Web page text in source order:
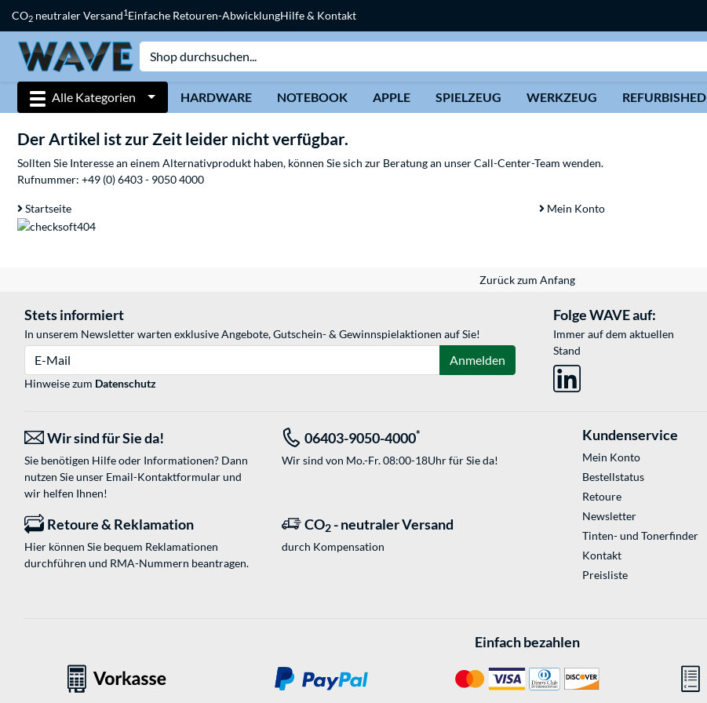
CO2 neutraler Versand1Einfache Retouren-AbwicklungHilfe & Kontakt
Alle Kategorien HARDWARE NOTEBOOK APPLE SPIELZEUG WERKZEUG REFURBISHED
Der Artikel ist zur Zeit leider nicht verfügbar.
Sollten Sie Interesse an einem Alternativprodukt haben, können Sie sich zur Beratung an unser Call-Center-Team wenden.
Rufnummer: +49 (0) 6403 - 9050 4000
Startseite Mein Konto
Zurück zum Anfang
Stets informiert
In unserem Newsletter warten exklusive Angebote, Gutschein- & Gewinnspielaktionen auf Sie!
Anmelden
Hinweise zum Datenschutz
Folge WAVE auf:
Immer auf dem aktuellen
Stand
Wir sind für Sie da!
Sie benötigen Hilfe oder Informationen? Dann
nutzen Sie unser Email-Kontaktformularund
wir helfen Ihnen!
06403-9050-4000*
Wir sind von Mo.-Fr. 08:00-18Uhr für Sie da!
Retoure & Reklamation
Hier können Sie bequem Reklamationen
durchführen und RMA-Nummern beantragen.
CO2 - neutraler Versand
durch Kompensation
Kundenservice
Mein Konto
Bestellstatus
Retoure
Newsletter
Tinten- und Tonerfinder
Kontakt
Preisliste
Einfach bezahlen